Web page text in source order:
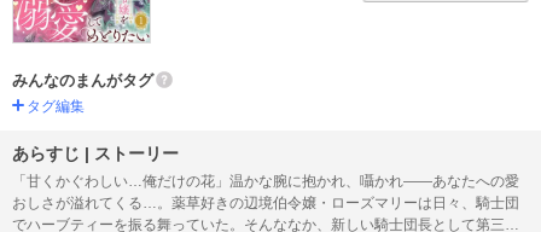
みんなのまんがタグ
タグ編集
あらすじ | ストーリー
「甘くかぐわしい…俺だけの花」温かな腕に抱かれ、囁かれ――あなたへの愛
おしさが溢れてくる…。薬草好きの辺境伯令嬢・ローズマリーは日々、騎士団
でハーブティーを振る舞っていた。そんななか、新しい騎士団長として第三王